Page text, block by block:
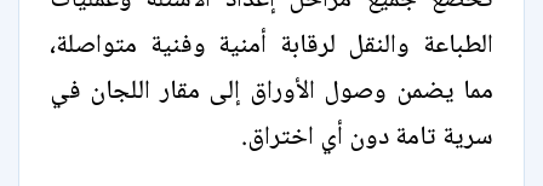
الطباعة والنقل لرقابة أمنية وفنية متواصلة،
مما يضمن وصول الأوراق إلى مقار اللجان في
سرية تامة دون أي اختراق.